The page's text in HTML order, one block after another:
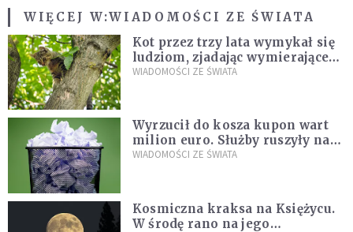
WIĘCEJ W:WIADOMOŚCI ZE ŚWIATA
Kot przez trzy lata wymykał się
ludziom, zjadając wymierające
kaczki. W końcu popełnił
WIADOMOŚCI ZE ŚWIATA
Wyrzucił do kosza kupon wart
milion euro. Służby ruszyły na
poszukiwania
WIADOMOŚCI ZE ŚWIATA
Kosmiczna kraksa na Księżycu.
W środę rano na jego